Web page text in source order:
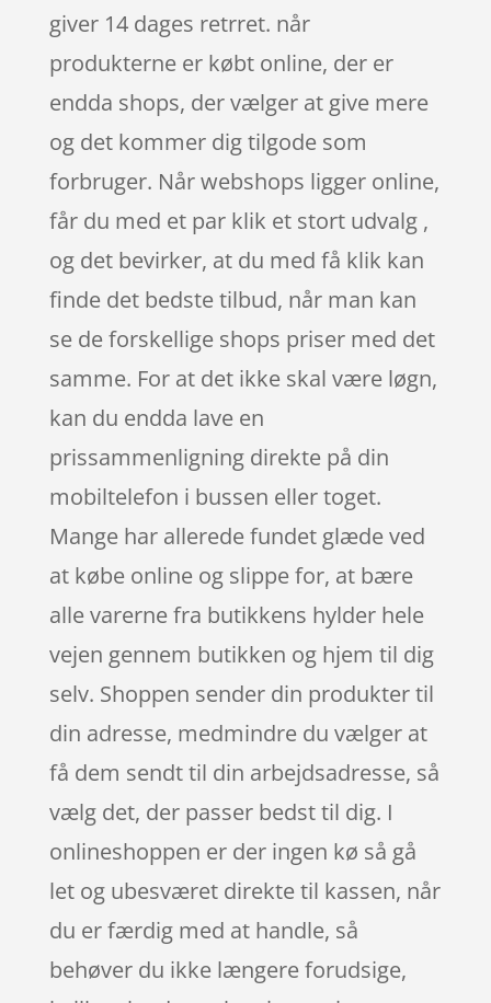
giver 14 dages retrret. når
produkterne er købt online, der er
endda shops, der vælger at give mere
og det kommer dig tilgode som
forbruger. Når webshops ligger online,
får du med et par klik et stort udvalg ,
og det bevirker, at du med få klik kan
finde det bedste tilbud, når man kan
se de forskellige shops priser med det
samme. For at det ikke skal være løgn,
kan du endda lave en
prissammenligning direkte på din
mobiltelefon i bussen eller toget.
Mange har allerede fundet glæde ved
at købe online og slippe for, at bære
alle varerne fra butikkens hylder hele
vejen gennem butikken og hjem til dig
selv. Shoppen sender din produkter til
din adresse, medmindre du vælger at
få dem sendt til din arbejdsadresse, så
vælg det, der passer bedst til dig. I
onlineshoppen er der ingen kø så gå
let og ubesværet direkte til kassen, når
du er færdig med at handle, så
behøver du ikke længere forudsige,